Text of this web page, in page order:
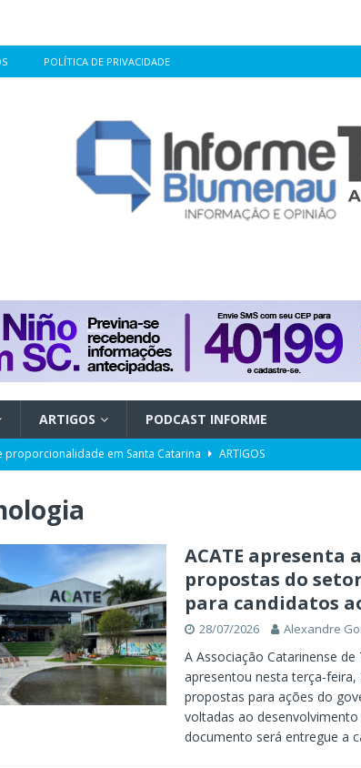
POLÍTICA DE PRIVACIDADE
ARTIGOS PODCAST INFORME
em Santa Catarina
ARTIGOS
Pfuetzenreiter, candidato ao Senado pelo Missão
para doação de sangue
POLÍTICA
da história no Ideb
X. DESTAQUES
desinformação e uso de inteligência artificial POLÍTICA
ACATE apresenta
propostas do
para candidatos
28/07/2026 Alexandre
A Associação Catarinense de
apresentou nesta terça-
propostas para ações do
voltadas ao
documento será entregue a